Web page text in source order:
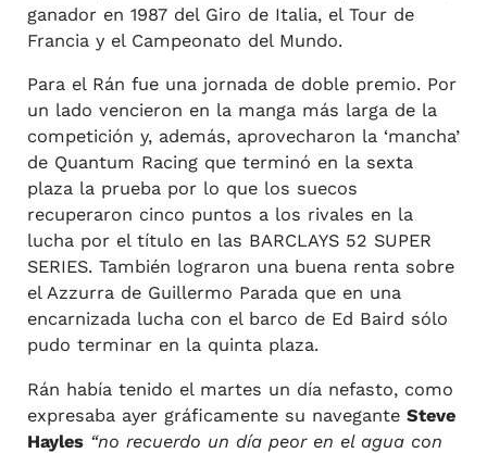
ganador en 1987 del Giro de Italia, el Tour de
Francia y el Campeonato del Mundo.
Para el Rán fue una jornada de doble premio. Por
un lado vencieron en la manga más larga de la
competición y, además, aprovecharon la ‘mancha’
de Quantum Racing que terminó en la sexta
plaza la prueba por lo que los suecos
recuperaron cinco puntos a los rivales en la
lucha por el título en las BARCLAYS 52 SUPER
SERIES. También lograron una buena renta sobre
el Azzurra de Guillermo Parada que en una
encarnizada lucha con el barco de Ed Baird sólo
pudo terminar en la quinta plaza.
Rán había tenido el martes un día nefasto, como
expresaba ayer gráficamente su navegante Steve
Hayles “no recuerdo un día peor en el agua con